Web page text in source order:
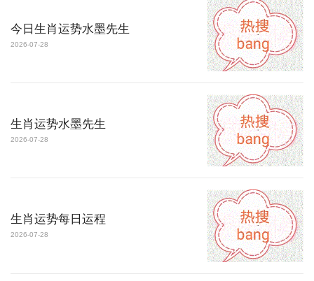
今日生肖运势水墨先生
2026-07-28
生肖运势水墨先生
2026-07-28
生肖运势每日运程
2026-07-28